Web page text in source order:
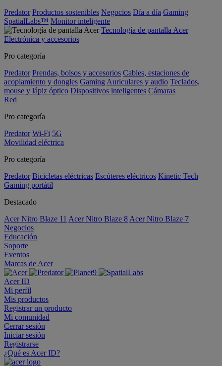
Predator Productos sostenibles Negocios Día a día Gaming
SpatialLabs™ Monitor inteligente
Tecnología de pantalla Acer
Electrónica y accesorios
Pro categoría
Predator Prendas, bolsos y accesorios Cables, estaciones de
acoplamiento y dongles Gaming Auriculares y audio Teclados,
mouse y lápiz óptico Dispositivos inteligentes Cámaras
Red
Pro categoría
Predator Wi-Fi 5G
Movilidad eléctrica
Pro categoría
Predator Bicicletas eléctricas Escúteres eléctricos Kinetic Tech
Gaming portátil
Destacado
Acer Nitro Blaze 11 Acer Nitro Blaze 8 Acer Nitro Blaze 7
Negocios
Educación
Soporte
Eventos
Marcas de Acer
Acer ID
Mi perfil
Mis productos
Registrar un producto
Mi comunidad
Cerrar sesión
Iniciar sesión
Registrarse
¿Qué es Acer ID?